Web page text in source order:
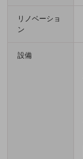
リノベーショ
ン
設備